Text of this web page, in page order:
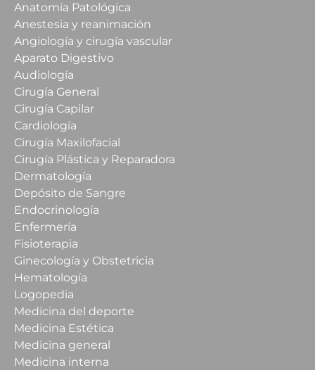
Anatomía Patológica
Anestesia y reanimación
Angiología y cirugía vascular
Aparato Digestivo
Audiología
Cirugía General
Cirugía Capilar
Cardiología
Cirugía Maxilofacial
Cirugía Plástica y Reparadora
Dermatología
Depósito de Sangre
Endocrinología
Enfermería
Fisioterapia
Ginecología y Obstetricia
Hematología
Logopedia
Medicina del deporte
Medicina Estética
Medicina general
Medicina interna